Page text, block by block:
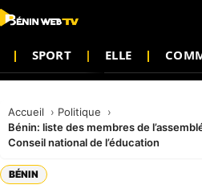
SPORT ELLE
Accueil
Politique
Bénin: liste des membres de
Conseil national de l’éducation
BÉNIN